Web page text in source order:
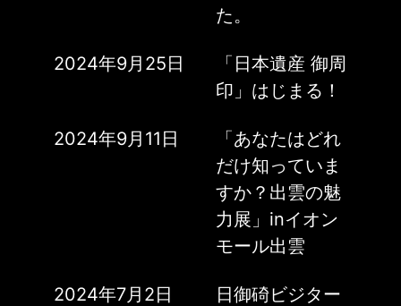
た。
2024年9月25日
「日本遺産 御周
印」はじまる！
2024年9月11日
「あなたはどれ
だけ知っていま
すか？出雲の魅
力展」inイオン
モール出雲
2024年7月2日
日御碕ビジター